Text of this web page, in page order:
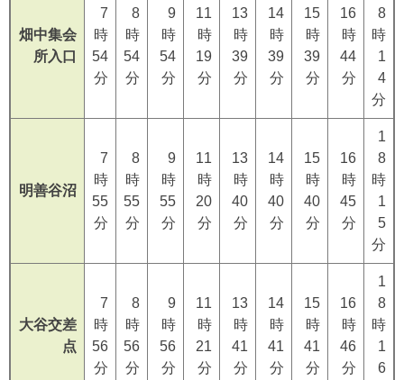
畑中集会
所入口
7
時
54
分
8
時
54
分
9
時
54
分
11
時
19
分
13
時
39
分
14
時
39
分
15
時
39
分
16
時
44
分
8
時
1
4
分
明善谷沼
7
時
55
分
8
時
55
分
9
時
55
分
11
時
20
分
13
時
40
分
14
時
40
分
15
時
40
分
16
時
45
分
1
8
時
1
5
分
大谷交差
点
7
時
56
分
8
時
56
分
9
時
56
分
11
時
21
分
13
時
41
分
14
時
41
分
15
時
41
分
16
時
46
分
1
8
時
1
6